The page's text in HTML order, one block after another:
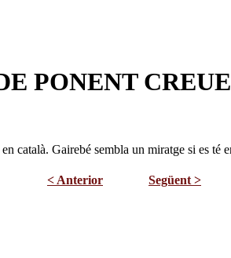
PONENT
català. Gairebé sembla un miratge si es
< Anterior
Següent >